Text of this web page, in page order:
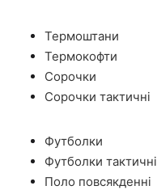
Термоштани
Термокофти
Сорочки
Сорочки тактичні
Футболки
Футболки тактичні
Поло повсякденні